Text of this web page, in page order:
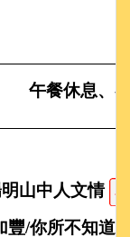
午餐休息、
山中人文情
豐/你所不知道